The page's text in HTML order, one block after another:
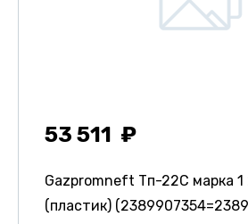
53 511
Gazpromneft Тп-22С марка 1
(пластик)